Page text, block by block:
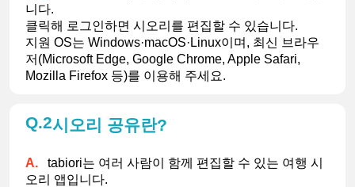
니다.
클릭해 로그인하면 시오리를 편집할 수 있습니다.
지원 OS는 Windows·macOS·Linux이며, 최신 브라우
저(Microsoft Edge, Google Chrome, Apple Safari,
Mozilla Firefox 등)를 이용해 주세요.
2시오리 공유란?
tabiori는 여러 사람이 함께 편집할 수 있는 여행 시
오리 앱입니다.